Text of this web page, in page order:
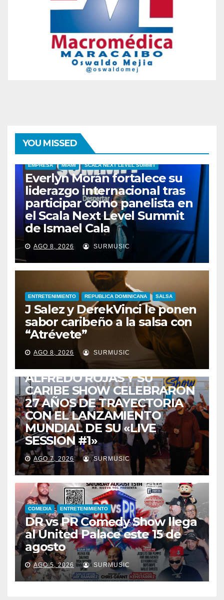
YOU MISSED
EMPRESA MIAMI SCALA NEXT LEVEL SUMMIT
Everlyn Morán fortalece su
liderazgo internacional tras
participar como panelista en
el Scala Next Level Summit
de Ismael Cala
AGO 8, 2026 SURMUSIC
ENTRETENIMIENTO REPUBLICA DOMINICANA SALSA
J Salez y DerekVinci le ponen
sabor caribeño a la salsa con
“Atrévete”
AGO 8, 2026 SURMUSIC
ENTRETENIMIENTO GUARACHA ZULIANA LIVE SESSION
ZULIA
ALFREDO ROJAS Y SU
CARIBE SHOW CELEBRARON
27 AÑOS DE TRAYECTORIA
CON EL LANZAMIENTO
MUNDIAL DE SU «LIVE
SESSION #1»
AGO 7, 2026 SURMUSIC
COMEDIA ENTRETENIMIENTO
DR vs PR Comedy Show llega
al United Palace este 15 de
agosto
AGO 5, 2026 SURMUSIC